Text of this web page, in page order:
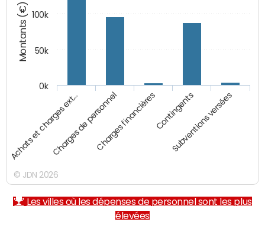
Montants (€)
Achats et charges ext…Charges de personnelCharges financièresContingents
Subventions versées
0k
50k
100k
© JDN 2026
Les villes où les dépenses de personnel sont les plus
élevées